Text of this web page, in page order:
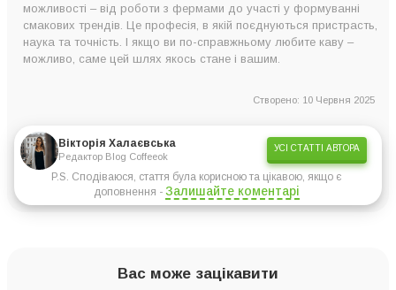
можливості – від роботи з фермами до участі у формуванні
смакових трендів. Це професія, в якій поєднуються пристрасть,
наука та точність. І якщо ви по-справжньому любите каву –
можливо, саме цей шлях якось стане і вашим.
Створено: 10 Червня 2025
Вікторія Халаєвська
Редактор Blog Coffeeok
УСІ СТАТТІ АВТОРА
P.S. Сподіваюся, стаття була корисною та цікавою, якщо є
доповнення - Залишайте коментарі
Вас може зацікавити